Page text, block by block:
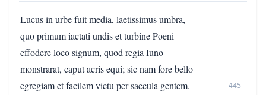
Lucus in urbe fuit media, laetissimus umbra,
quo primum iactati undis et turbine Poeni
effodere loco signum, quod regia Iuno
monstrarat, caput acris equi; sic nam fore bello
egregiam et facilem victu per saecula gentem.
445